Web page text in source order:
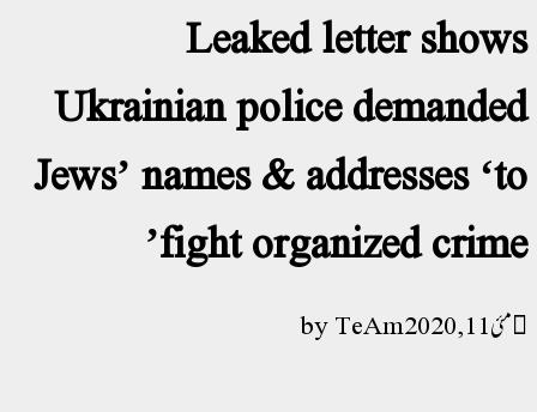
Leaked letter shows
Ukrainian police demanded
Jews’ names & addresses ‘to
fight organized crime’
مئی 11, 2020 TeAm